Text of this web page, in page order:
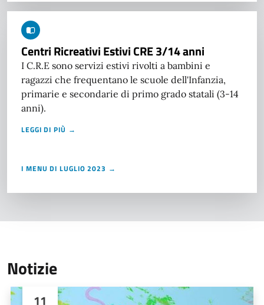
Centri Ricreativi Estivi CRE 3/14 anni
I C.R.E sono servizi estivi rivolti a bambini e
ragazzi che frequentano le scuole dell'Infanzia,
primarie e secondarie di primo grado statali (3-14
anni).
LEGGI DI PIÙ →
I MENU DI LUGLIO 2023 →
Notizie
11